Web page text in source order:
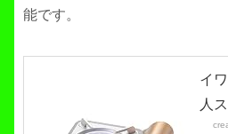
能です。
イ
人